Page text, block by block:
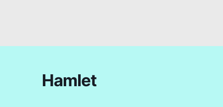
Hamlet